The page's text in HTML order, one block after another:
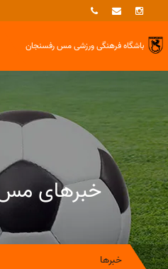
باشگاه فرهنگی ورزشیمس رفسنجان
خبرهای
خبرها